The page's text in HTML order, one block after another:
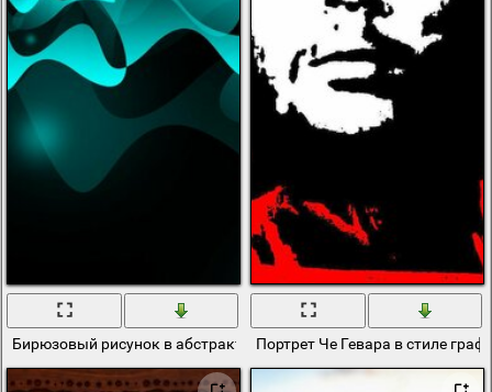
Бирюзовый рисунок в абстрактном стилеПортрет Че Гевара в стиле